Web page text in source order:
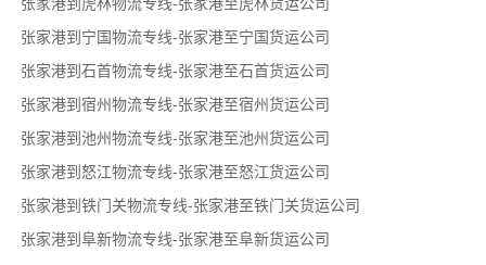
张家港到宁国物流专线-张家港至宁国货运公司
张家港到石首物流专线-张家港至石首货运公司
张家港到宿州物流专线-张家港至宿州货运公司
张家港到池州物流专线-张家港至池州货运公司
张家港到怒江物流专线-张家港至怒江货运公司
张家港到铁门关物流专线-张家港至铁门关货运公司
张家港到阜新物流专线-张家港至阜新货运公司